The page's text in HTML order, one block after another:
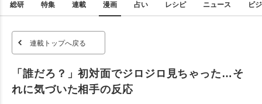
総研 特集 連載 漫画 占い レシピ ニュース ビ
連載トップへ戻る
「誰だろ？」初対面でジロジロ見ちゃった…そ
れに気づいた相手の反応